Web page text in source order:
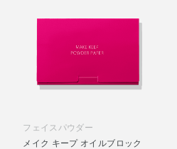
フェイスパウダー
メイク キープ オイルブロック